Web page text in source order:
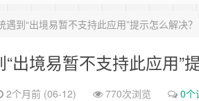
里分享各种V2ray教程资源，为您答题
遇到“出境易暂不支持此应用”提示怎么解决？
出境易暂不支持此应用”
2个月前 (06-12) 770次浏览 0个